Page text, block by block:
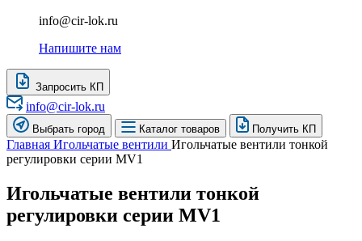
info@cir-lok.ru
Напишите нам
Запросить КП
info@cir-lok.ru
Выбрать город Каталог товаров Получить КП
Главная Игольчатые вентили Игольчатые вентили тонкой
регулировки серии MV1
Игольчатые вентили тонкой
регулировки серии MV1